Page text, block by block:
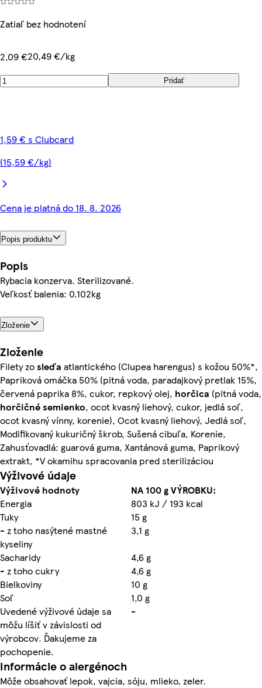
Zatiaľ bez hodnotení
2,09 €20,49 €/kg
Pridať
1,59 € s Clubcard
(15,59 €/kg)
Cena je platná do 18. 8. 2026
Popis produktu
Popis
Rybacia konzerva. Sterilizované.
Veľkosť balenia: 0.102kg
Zloženie
Zloženie
Filety zosleďa atlantického (Clupea harengus) s kožou 50%*,
Papriková omáčka 50% (pitná voda, paradajkový pretlak 15%,
červená paprika 8%, cukor, repkový olej, horčica (pitná voda,
horčičnésemienko, ocot kvasný liehový, cukor, jedlá soľ,
ocot kvasný vínny, korenie), Ocot kvasný liehový, Jedlá soľ,
Modifikovaný kukuričný škrob, Sušená cibuľa, Korenie,
Zahusťovadlá: guarová guma, Xantánová guma, Paprikový
extrakt, *V okamihu spracovania pred sterilizáciou
Výživové údaje
Výživové hodnoty
NA 100 g VÝROBKU:
Energia
803 kJ / 193 kcal
Tuky
15 g
- z toho nasýtené mastné
kyseliny
3,1 g
Sacharidy
4,6 g
- z toho cukry
4,6 g
Bielkoviny
10 g
Soľ
1,0 g
Uvedené výživové údaje sa
môžu líšiť v závislosti od
výrobcov. Ďakujeme za
pochopenie.
-
Informácie o alergénoch
Môže obsahovať lepok, vajcia, sóju, mlieko, zeler.